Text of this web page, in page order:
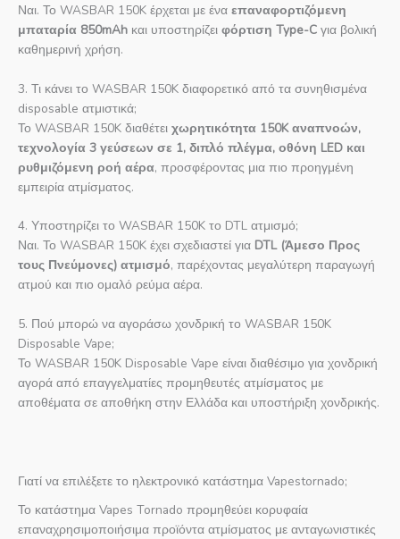
Ναι. Το WASBAR 150K έρχεται με ένα επαναφορτιζόμενη
μπαταρία 850mAh και υποστηρίζει φόρτιση Type-C για βολική
καθημερινή χρήση.
3. Τι κάνει το WASBAR 150K διαφορετικό από τα συνηθισμένα
disposable ατμιστικά;
Το WASBAR 150K διαθέτει χωρητικότητα 150K αναπνοών,
τεχνολογία 3 γεύσεων σε 1, διπλό πλέγμα, οθόνη LED και
ρυθμιζόμενη ροή αέρα, προσφέροντας μια πιο προηγμένη
εμπειρία ατμίσματος.
4. Υποστηρίζει το WASBAR 150K το DTL ατμισμό;
Ναι. Το WASBAR 150K έχει σχεδιαστεί για DTL (Άμεσο Προς
τους Πνεύμονες) ατμισμό, παρέχοντας μεγαλύτερη παραγωγή
ατμού και πιο ομαλό ρεύμα αέρα.
5. Πού μπορώ να αγοράσω χονδρική το WASBAR 150K
Disposable Vape;
Το WASBAR 150K Disposable Vape είναι διαθέσιμο για χονδρική
αγορά από επαγγελματίες προμηθευτές ατμίσματος με
αποθέματα σε αποθήκη στην Ελλάδα και υποστήριξη χονδρικής.
Γιατί να επιλέξετε το ηλεκτρονικό κατάστημα Vapestornado;
Το κατάστημα Vapes Tornado προμηθεύει κορυφαία
επαναχρησιμοποιήσιμα προϊόντα ατμίσματος με ανταγωνιστικές